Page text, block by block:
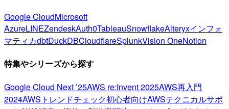
Google CloudMicrosoft
AzureLINEZendeskAuth0TableauSnowflakeAlteryxインフォ
マティカdbtDuckDBCloudflareSplunkVision OneNotion
特集やシリーズから探す
Google Cloud Next ’25AWS re:Invent 2025AWS再入門
2024AWSトレンドチェック初心者向けAWSテクニカルサポ